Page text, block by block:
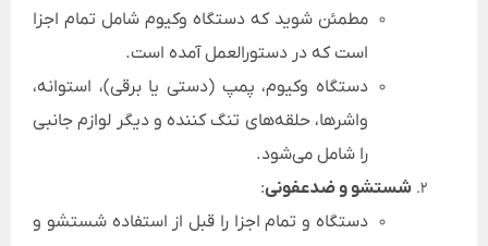
مطمئن شوید که دستگاه وکیوم شامل تمام اجزا
است که در دستورالعمل آمده است.
دستگاه وکیوم، پمپ (دستی یا برقی)، استوانه،
واشرها، حلقه‌های تنگ کننده و دیگر لوازم جانبی
را شامل می‌شود.
شستشو و ضدعفونی:
دستگاه و تمام اجزا را قبل از استفاده شستشو و